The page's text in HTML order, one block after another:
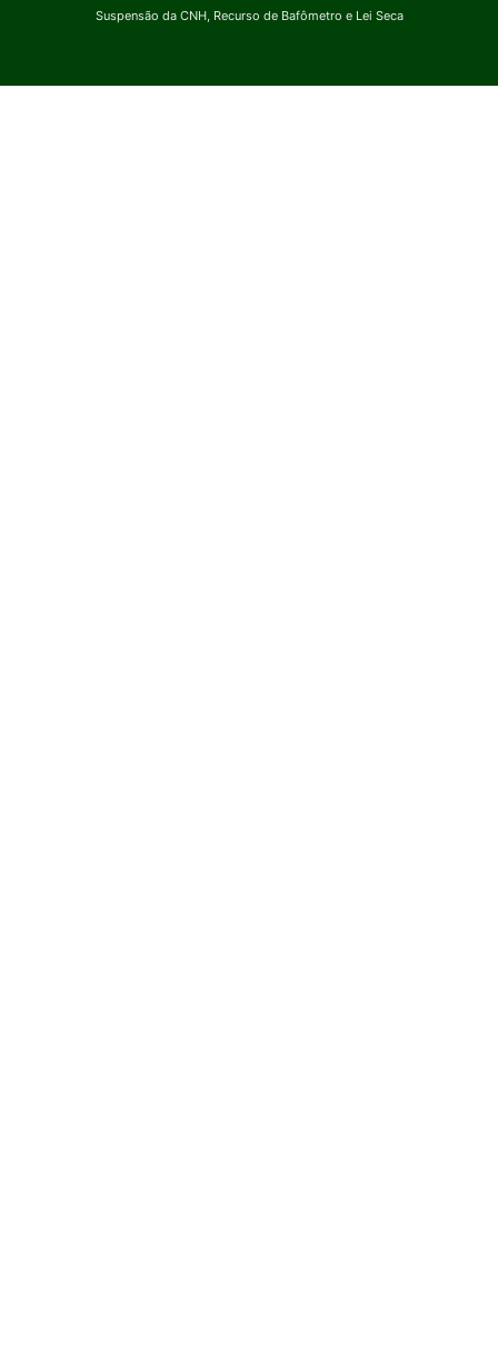
Suspensão da CNH, Recurso de Bafômetro e Lei Seca